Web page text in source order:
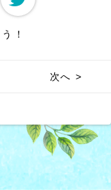
！
次へ >